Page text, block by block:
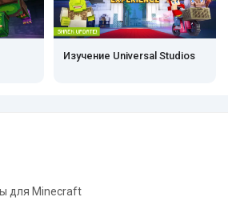
Изучение Universal Studios
для Minecraft